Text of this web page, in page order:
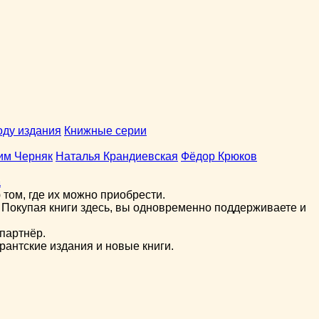
издания Книжные серии
Черняк Наталья Крандиевская Фёдор Крюков
где их можно приобрести.
книги здесь, вы одновременно поддерживаете и
издания и новые книги.